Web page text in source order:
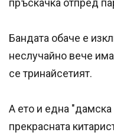
пръскачка отпред
Бандата обаче е
неслучайно вече
се тринайсетият.
А ето и една "дамска
прекрасната